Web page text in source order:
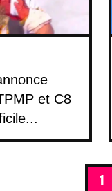
et C8
1